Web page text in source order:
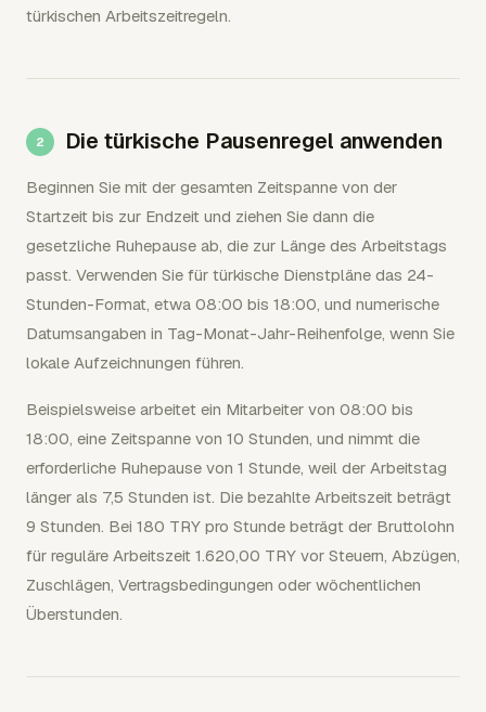
türkischen Arbeitszeitregeln.
Die türkische Pausenregel anwenden
Beginnen Sie mit der gesamten Zeitspanne von der
Startzeit bis zur Endzeit und ziehen Sie dann die
gesetzliche Ruhepause ab, die zur Länge des Arbeitstags
passt. Verwenden Sie für türkische Dienstpläne das 24-
Stunden-Format, etwa 08:00 bis 18:00, und numerische
Datumsangaben in Tag-Monat-Jahr-Reihenfolge, wenn Sie
lokale Aufzeichnungen führen.
Beispielsweise arbeitet ein Mitarbeiter von 08:00 bis
18:00, eine Zeitspanne von 10 Stunden, und nimmt die
erforderliche Ruhepause von 1 Stunde, weil der Arbeitstag
länger als 7,5 Stunden ist. Die bezahlte Arbeitszeit beträgt
9 Stunden. Bei 180 TRY pro Stunde beträgt der Bruttolohn
für reguläre Arbeitszeit 1.620,00 TRY vor Steuern, Abzügen,
Zuschlägen, Vertragsbedingungen oder wöchentlichen
Überstunden.